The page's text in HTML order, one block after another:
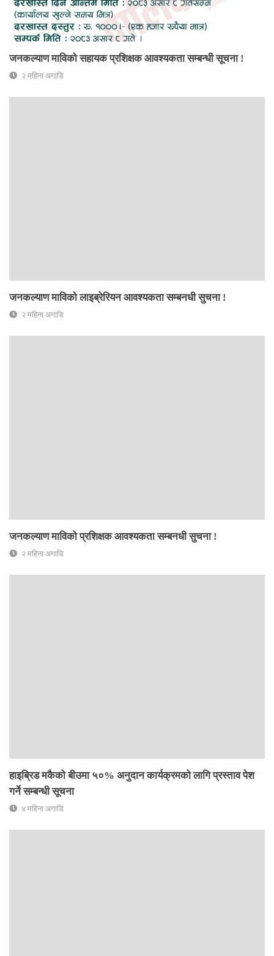
जनकल्याण माविको सहायक प्रशिक्षक आवश्यकता सम्बन्धी सूचना !
२ महिना अगाडि
जनकल्याण माविको लाइब्रेरियन आवश्यकता सम्बनधी सुचना !
२ महिना अगाडि
जनकल्याण माविको प्रशिक्षक आवश्यकता सम्बनधी सुचना !
२ महिना अगाडि
हाइब्रिड मकैको बीउमा ५०% अनुदान कार्यक्रमको लागि प्रस्ताव पेश
गर्ने सम्बन्धी सूचना
४ महिना अगाडि